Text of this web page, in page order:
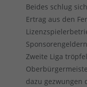
Beides schlug
Ertrag aus den
Zweite Liga
dazu gezwungen